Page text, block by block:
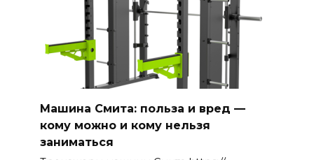
Машина Смита: польза и вред —
кому можно и кому нельзя
заниматься